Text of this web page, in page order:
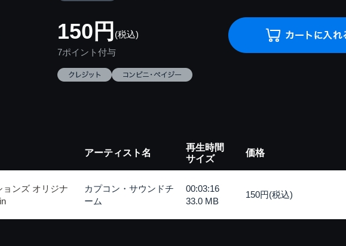
150円 (税込)
7ポイント付与
アーティスト名
再生時間
サイズ
価格
ョンズ オリジナ
カプコン・サウンドチ
ーム
00:03:16
33.0 MB
150円(税込)